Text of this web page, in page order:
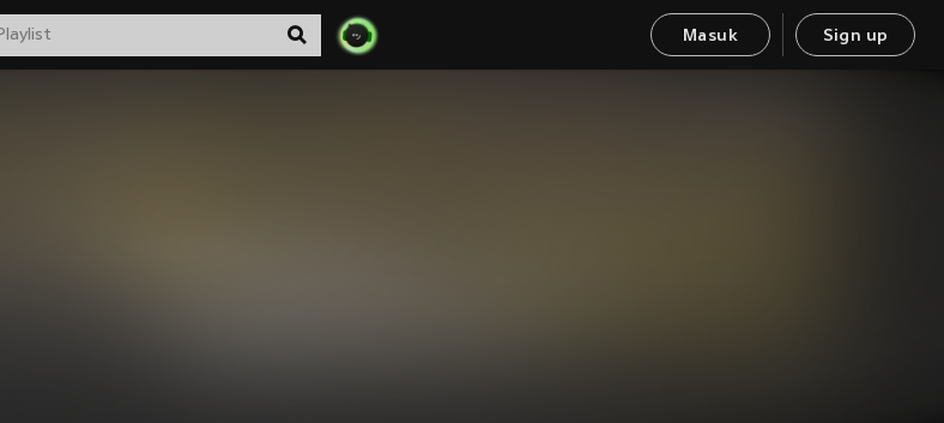
Masuk Sign up